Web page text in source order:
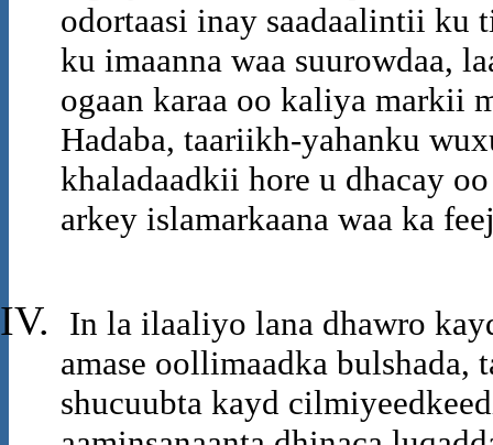
odortaasi inay saadaalintii ku
ku imaanna waa suurowdaa,
ogaan karaa oo kaliya markii
Hadaba, taariikh-yahanku
khaladaadkii hore u dhacay
arkey islamarkaana waa ka
In la ilaaliyo lana dhawro
amase oollimaadka bulshada,
shucuubta kayd